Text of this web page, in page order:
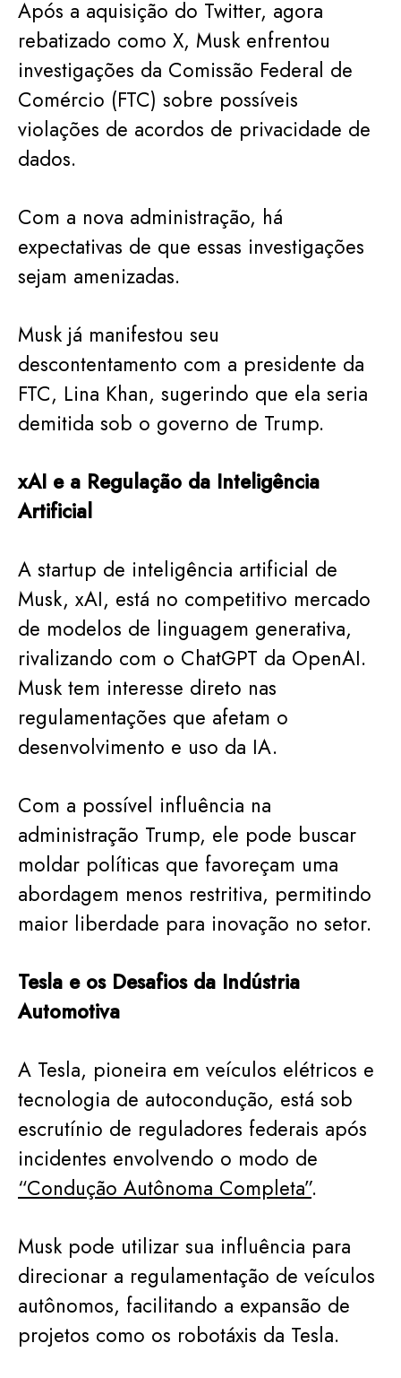
Após a aquisição do Twitter, agora
rebatizado como X, Musk enfrentou
investigações da Comissão Federal de
Comércio (FTC) sobre possíveis
violações de acordos de privacidade de
dados.
Com a nova administração, há
expectativas de que essas investigações
sejam amenizadas.
Musk já manifestou seu
descontentamento com a presidente da
FTC, Lina Khan, sugerindo que ela seria
demitida sob o governo de Trump.
xAI e a Regulação da Inteligência
Artificial
A startup de inteligência artificial de
Musk, xAI, está no competitivo mercado
de modelos de linguagem generativa,
rivalizando com o ChatGPT da OpenAI.
Musk tem interesse direto nas
regulamentações que afetam o
desenvolvimento e uso da IA.
Com a possível influência na
administração Trump, ele pode buscar
moldar políticas que favoreçam uma
abordagem menos restritiva, permitindo
maior liberdade para inovação no setor.
Tesla e os Desafios da Indústria
Automotiva
A Tesla, pioneira em veículos elétricos e
tecnologia de autocondução, está sob
escrutínio de reguladores federais após
incidentes envolvendo o modo de
“Condução Autônoma Completa”.
Musk pode utilizar sua influência para
direcionar a regulamentação de veículos
autônomos, facilitando a expansão de
projetos como os robotáxis da Tesla.